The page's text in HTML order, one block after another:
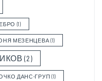
(1)
МЕЗЕНЦЕВА (1)
(2)
ДАНС-ГРУП (1)